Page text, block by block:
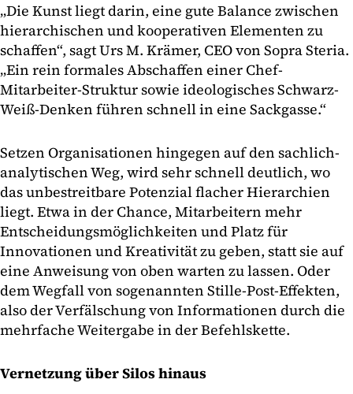
„Die Kunst liegt darin, eine gute Balance zwischen
hierarchischen und kooperativen Elementen zu
schaffen“, sagt Urs M. Krämer, CEO von Sopra Steria.
„Ein rein formales Abschaffen einer Chef-
Mitarbeiter-Struktur sowie ideologisches Schwarz-
Weiß-Denken führen schnell in eine Sackgasse.“
Setzen Organisationen hingegen auf den sachlich-
analytischen Weg, wird sehr schnell deutlich, wo
das unbestreitbare Potenzial flacher Hierarchien
liegt. Etwa in der Chance, Mitarbeitern mehr
Entscheidungsmöglichkeiten und Platz für
Innovationen und Kreativität zu geben, statt sie auf
eine Anweisung von oben warten zu lassen. Oder
dem Wegfall von sogenannten Stille-Post-Effekten,
also der Verfälschung von Informationen durch die
mehrfache Weitergabe in der Befehlskette.
Vernetzung über Silos hinaus